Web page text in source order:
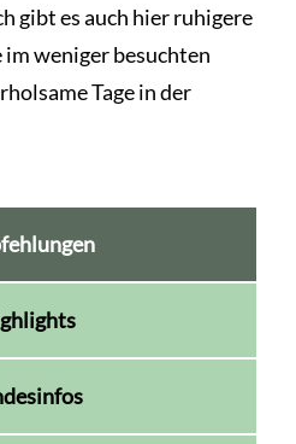
gibt es auch hier ruhigere
im weniger besuchten
Tage in der